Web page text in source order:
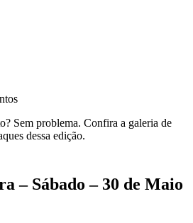
Sem problema. Confira a galeria de
dessa edição.
– Sábado – 30 de Maio